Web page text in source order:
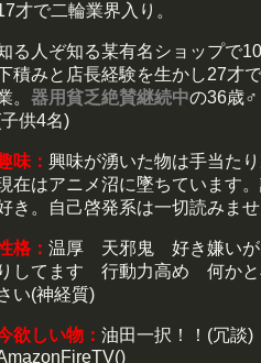
才で二輪業界入り。
る人ぞ知る某有名ショップで
積みと店長経験を生かし27才
。 器用貧乏絶賛継続中の36歳
供4名)
味： 興味が湧いた物は手当たり
在はアニメ沼に墜ちています
き。自己啓発系は一切読みませ
格： 温厚 天邪鬼 好き嫌いが
りしてます 行動力高め 何かと
い(神経質)
欲しい物： 油田一択！！(冗談)